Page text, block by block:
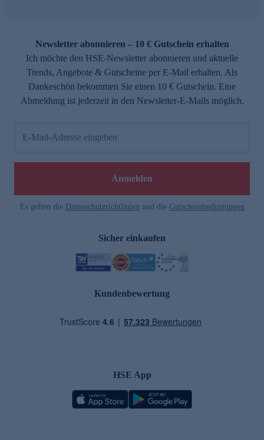
Newsletter abonnieren – 10 € Gutschein erhalten
Ich möchte den HSE-Newsletter abonnieren und aktuelle
Trends, Angebote & Gutscheine per E-Mail erhalten. Als
Dankeschön bekommen Sie einen 10 € Gutschein. Eine
Abmeldung ist jederzeit in den Newsletter-E-Mails möglich.
E-Mail-Adresse eingeben
Anmelden
Es gelten die Datenschutzrichtlinien und die Gutscheinbedingungen
Sicher einkaufen
Kundenbewertung
HSE App